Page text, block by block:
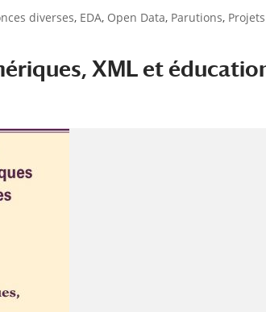
diverses, EDA, Open Data, Parutions, Projets
XML et